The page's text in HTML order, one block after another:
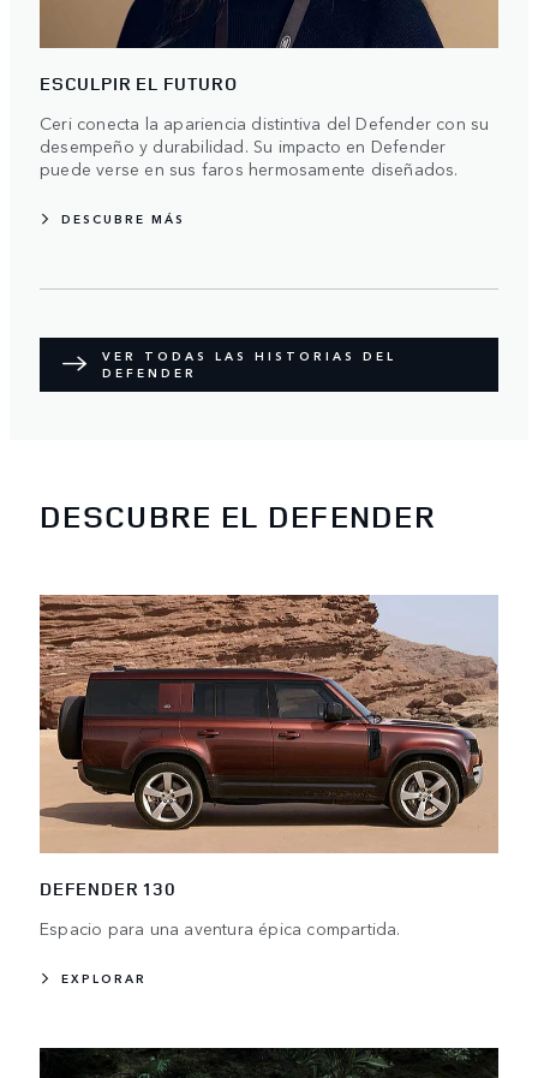
ESCULPIR EL FUTURO
Ceri conecta la apariencia distintiva del Defender con su
desempeño y durabilidad. Su impacto en Defender
puede verse en sus faros hermosamente diseñados.
DESCUBRE MÁS
VER TODAS LAS HISTORIAS DEL
DEFENDER
DESCUBRE EL DEFENDER
DEFENDER 130
Espacio para una aventura épica compartida.
EXPLORAR